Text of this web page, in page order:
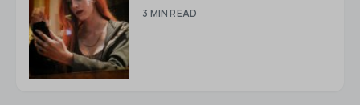
3 MIN READ